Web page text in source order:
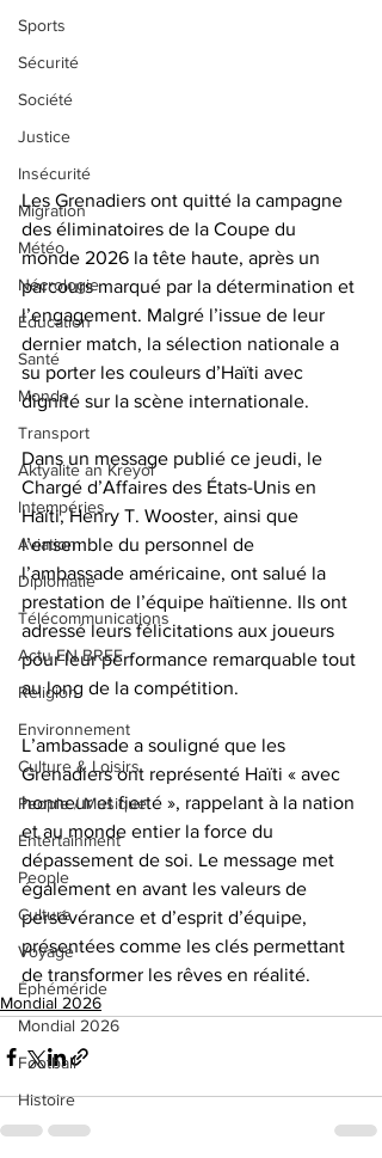
Sports
Sécurité
Société
Justice
Insécurité
Migration
Météo
Nécrologie
Éducation
Santé
Monde
Transport
Aktyalite an Kreyòl
Intempéries
Aviation
Diplomatie
Télécommunications
Actu EN BREF
Religion
Environnement
Culture & Loisirs
People / Musique
Entertainment
People
Culture
Voyage
Éphéméride
Mondial 2026
Football
Histoire
Les Grenadiers ont quitté la campagne
des éliminatoires de la Coupe du
monde 2026 la tête haute, après un
parcours marqué par la détermination et
l’engagement. Malgré l’issue de leur
dernier match, la sélection nationale a
su porter les couleurs d’Haïti avec
dignité sur la scène internationale.
Dans un message publié ce jeudi, le
Chargé d’Affaires des États-Unis en
Haïti, Henry T. Wooster, ainsi que
l’ensemble du personnel de
l’ambassade américaine, ont salué la
prestation de l’équipe haïtienne. Ils ont
adressé leurs félicitations aux joueurs
pour leur performance remarquable tout
au long de la compétition.
L’ambassade a souligné que les
Grenadiers ont représenté Haïti « avec
honneur et fierté », rappelant à la nation
et au monde entier la force du
dépassement de soi. Le message met
également en avant les valeurs de
persévérance et d’esprit d’équipe,
présentées comme les clés permettant
de transformer les rêves en réalité.
Mondial 2026